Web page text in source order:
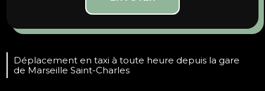
Déplacement en taxi à toute heure depuis la gare
de Marseille Saint-Charles